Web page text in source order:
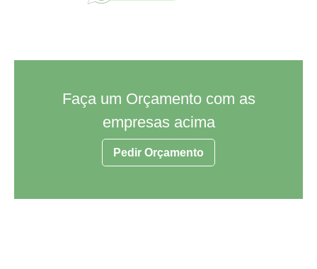
Faça um Orçamento com as
empresas acima
Pedir Orçamento